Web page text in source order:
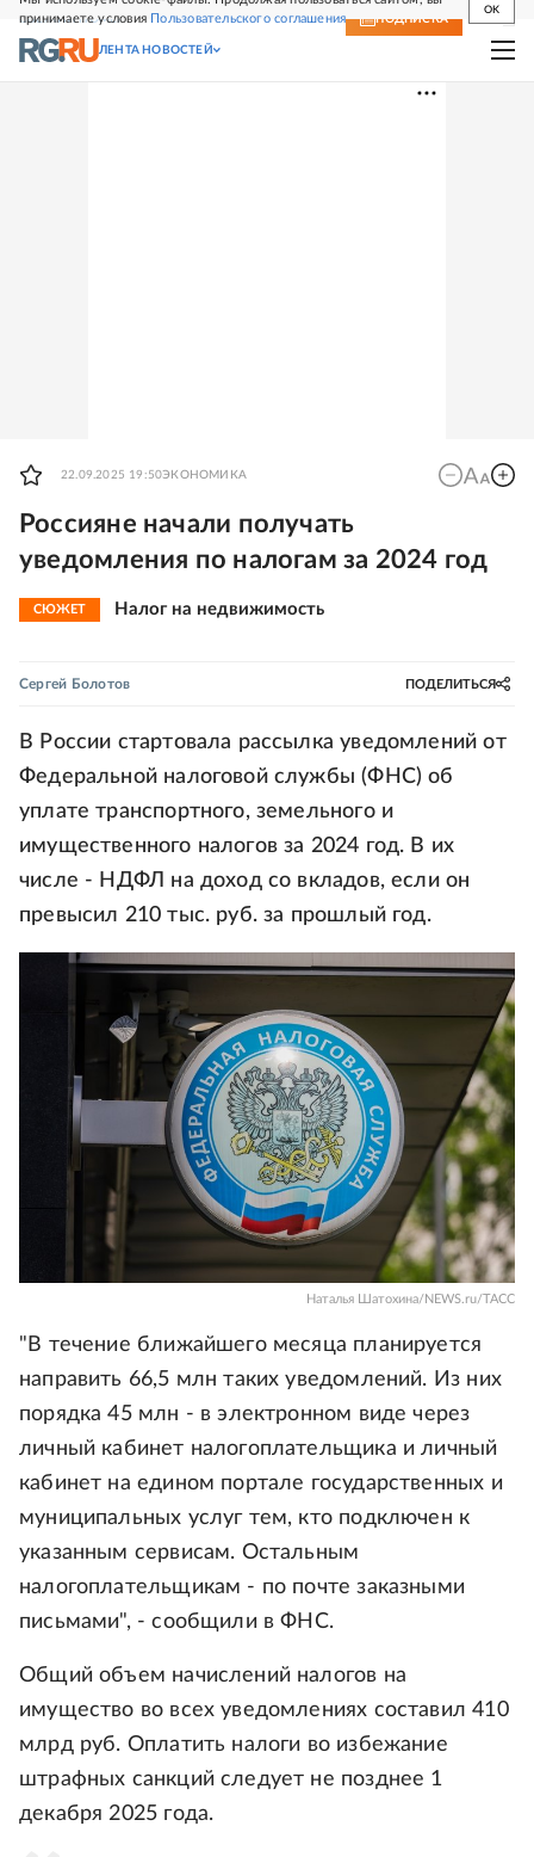
принимаете условия Пользовательского соглашения
OK
СВЕЖИЙ НОМЕР ПОДПИСКА
ЛЕНТА НОВОСТЕЙ
22.09.2025 19:50ЭКОНОМИКА
Россияне начали получать
уведомления по налогам за 2024 год
СЮЖЕТ Налог на недвижимость
Сергей Болотов ПОДЕЛИТЬСЯ
В России стартовала рассылка уведомлений от
Федеральной налоговой службы (ФНС) об
уплате транспортного, земельного и
имущественного налогов за 2024 год. В их
числе - НДФЛ на доход со вкладов, если он
превысил 210 тыс. руб. за прошлый год.
Наталья Шатохина/NEWS.ru/ТАСС
"В течение ближайшего месяца планируется
направить 66,5 млн таких уведомлений. Из них
порядка 45 млн - в электронном виде через
личный кабинет налогоплательщика и личный
кабинет на едином портале государственных и
муниципальных услуг тем, кто подключен к
указанным сервисам. Остальным
налогоплательщикам - по почте заказными
письмами", - сообщили в ФНС.
Общий объем начислений налогов на
имущество во всех уведомлениях составил 410
млрд руб. Оплатить налоги во избежание
штрафных санкций следует не позднее 1
декабря 2025 года.